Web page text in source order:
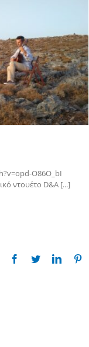
O86O_bI
ντουέτο D&A [...]